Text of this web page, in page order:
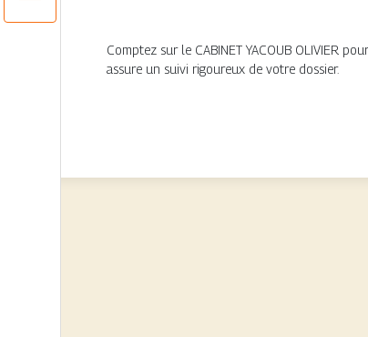
Comptez sur le CABINET YACOUB OLIVIER
assure un suivi rigoureux de votre dossier.